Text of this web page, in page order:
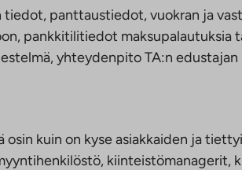
panttaustiedot, vuokran ja
pankkitilitiedot
yhteydenpito TA:n
kuin on kyse asiakkaiden ja
kiinteistömanagerit,